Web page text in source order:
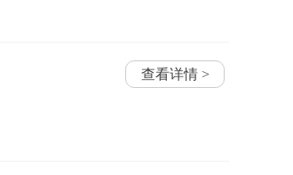
查看详情 >